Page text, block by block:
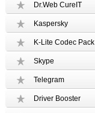
Dr.Web CureIT
Kaspersky
K-Lite Codec Pack
Skype
Telegram
Driver Booster